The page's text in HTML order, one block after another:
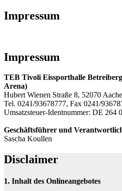
Impressum
Impressum
TEB Tivoli Eissporthalle
Arena)
Hubert Wienen Straße 8, 52070
Tel. 0241/93678777, Fax 0241/
Umsatzsteuer-Identnummer: DE 264
Geschäftsführer und
Sascha Koullen
Disclaimer
1. Inhalt des Onlineangebotes